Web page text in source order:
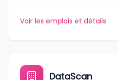
Voir les emplois et détails
DataScan